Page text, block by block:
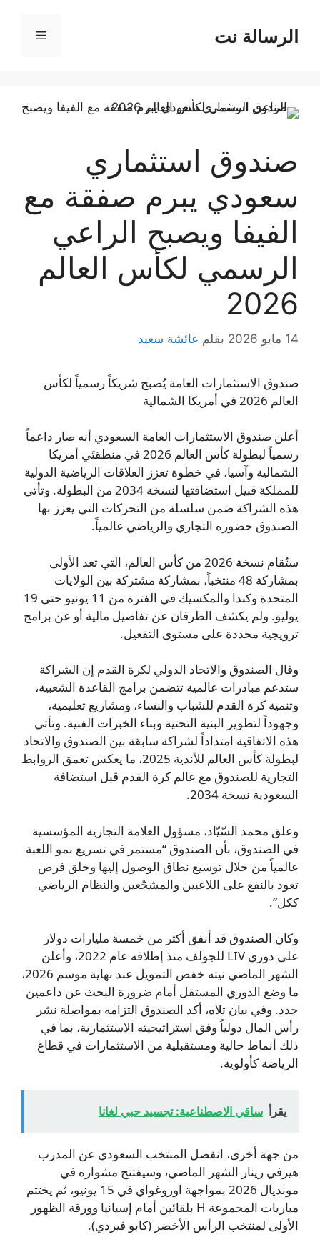
المحتوىالرسالة نت القائمة
صندوق استثماري
سعودي يبرم صفقة مع
الفيفا ويصبح الراعي
الرسمي لكأس العالم
2026
14 مايو 2026 بقلم عائشة سعيد
صندوق الاستثمارات العامة يُصبح شريكاً رسمياً لكأس
العالم 2026 في أمريكا الشمالية
أعلن صندوق الاستثمارات العامة السعودي أنه صار داعماً
رسمياً لبطولة كأس العالم 2026 في منطقتَي أمريكا
الشمالية وآسيا، في خطوة تعزز العلاقات الرياضية الدولية
للمملكة قبيل استضافتها لنسخة 2034 من البطولة. وتأتي
هذه الشراكة ضمن سلسلة من التحركات التي يعزز بها
الصندوق حضوره التجاري والرياضي عالمياً.
ستُقام نسخة 2026 من كأس العالم، التي تعد الأولى
بمشاركة 48 منتخباً، بمشاركة مشتركة بين الولايات
المتحدة وكندا والمكسيك في الفترة من 11 يونيو حتى 19
يوليو. ولم يكشف الطرفان عن تفاصيل مالية أو عن برامج
ترويجية محددة على مستوى التفعيل.
وقال الصندوق والاتحاد الدولي لكرة القدم إن الشراكة
ستدعم مبادرات عالمية تتضمن برامج القاعدة الشعبية،
وتنمية كرة القدم للشباب والنساء، ومشاريع تعليمية،
وجهوداً لتطوير البنية التحتية وبناء الخبرات الفنية. وتأتي
هذه الاتفاقية امتداداً لشراكة سابقة بين الصندوق والاتحاد
لبطولة كأس العالم للأندية 2025، ما يعكس تعمق الروابط
التجارية للصندوق مع عالم كرة القدم قبل استضافة
السعودية نسخة 2034.
وعلق محمد السّيّاد، مسؤول العلامة التجارية المؤسسية
في الصندوق، بأن الصندوق “مستمر في تسريع نمو اللعبة
عالمياً من خلال توسيع نطاق الوصول إليها وخلق فرص
تعود بالنفع على اللاعبين والمشجّعين والنظام الرياضي
ككل”.
وكان الصندوق قد أنفق أكثر من خمسة مليارات دولار
على دوري LIV للجولف منذ إطلاقه عام 2022، وأعلن
الشهر الماضي نيته خفض التمويل عند نهاية موسم 2026،
ما وضع الدوري المستقل أمام ضرورة البحث عن داعمين
جدد. وفي بيان تلاه، أكد الصندوق التزامه بمواصلة نشر
رأس المال دولياً وفق استراتيجيته الاستثمارية، بما في
ذلك أنماط حالية ومستقبلية من الاستثمارات في قطاع
الرياضة كأولوية.
يقرأ ساقي الاصطناعية: تجسيد حبي لغانا
من جهة أخرى، انفصل المنتخب السعودي عن المدرب
هيرفي رينار الشهر الماضي، وسيفتتح مشواره في
مونديال 2026 بمواجهة اوروغواي في 15 يونيو، ثم يختتم
مباريات المجموعة H بلقائين أمام إسبانيا وورقة الظهور
الأولى لمنتخب الرأس الأخضر (كابو فيردي).